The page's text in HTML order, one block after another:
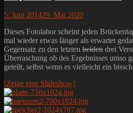
Posted
5. Juni 201429. Mai 2020
Dieses Fotolabor scheint jeden
mal wieder etwas länger als erwartet
Gegensatz zu den letzten beiden drei
Überraschung ob des Ergebnisses umso
geteilt, selbst wenn es vielleicht ein
[Zeige eine Slideshow]